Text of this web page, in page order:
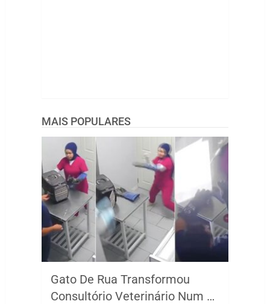
MAIS POPULARES
Gato De Rua Transformou
Consultório Veterinário Num …